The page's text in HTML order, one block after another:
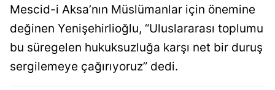
Mescid-i Aksa’nın Müslümanlar için önemine
değinen Yenişehirlioğlu, “Uluslararası toplumu
bu süregelen hukuksuzluğa karşı net bir duruş
sergilemeye çağırıyoruz” dedi.